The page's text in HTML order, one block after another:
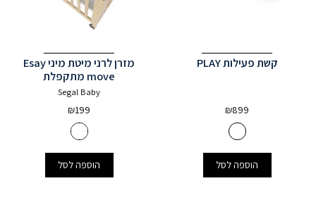
מזרן לרני מיטת מיני Esay